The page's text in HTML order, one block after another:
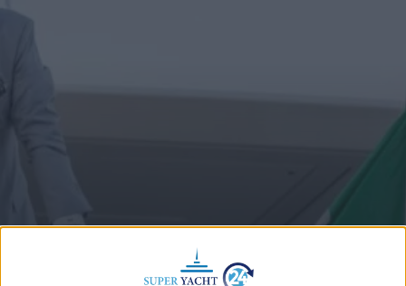
5 AGOSTO 2026